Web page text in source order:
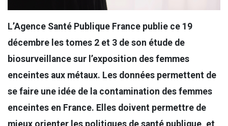
L’Agence Santé Publique France publie ce 19
décembre les tomes 2 et 3 de son étude de
biosurveillance sur l’exposition des femmes
enceintes aux métaux. Les données permettent de
se faire une idée de la contamination des femmes
enceintes en France. Elles doivent permettre de
mieux orienter les politiques de santé publique, et